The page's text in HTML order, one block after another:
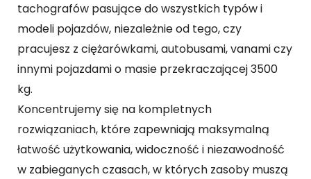
tachografów pasujące do wszystkich typów i
modeli pojazdów, niezależnie od tego, czy
pracujesz z ciężarówkami, autobusami, vanami czy
innymi pojazdami o masie przekraczającej 3500
kg.
Koncentrujemy się na kompletnych
rozwiązaniach, które zapewniają maksymalną
łatwość użytkowania, widoczność i niezawodność
w zabieganych czasach, w których zasoby muszą